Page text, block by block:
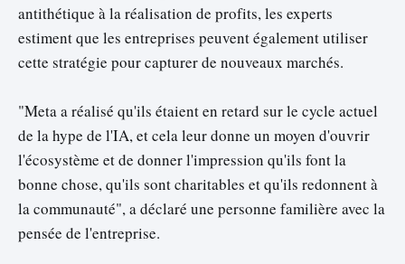
antithétique à la réalisation de profits, les experts
estiment que les entreprises peuvent également utiliser
cette stratégie pour capturer de nouveaux marchés.
"Meta a réalisé qu'ils étaient en retard sur le cycle actuel
de la hype de l'IA, et cela leur donne un moyen d'ouvrir
l'écosystème et de donner l'impression qu'ils font la
bonne chose, qu'ils sont charitables et qu'ils redonnent à
la communauté", a déclaré une personne familière avec la
pensée de l'entreprise.